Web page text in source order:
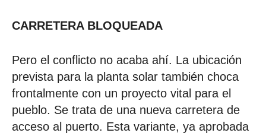
CARRETERA BLOQUEADA
Pero el conflicto no acaba ahí. La ubicación
prevista para la planta solar también choca
frontalmente con un proyecto vital para el
pueblo. Se trata de una nueva carretera de
acceso al puerto. Esta variante, ya aprobada